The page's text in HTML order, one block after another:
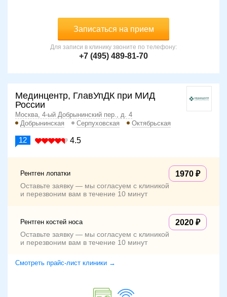
Записаться на прием
Для записи в клинику звоните по телефону:
+7 (495) 489-81-70
Мединцентр, ГлавУпДК при МИД
России
Москва, 4-ый Добрынинский пер., д. 4
Добрынинская
Серпуховская Октябрьская
12 4.5
Рентген лопатки 1970
Оставьте заявку — мы согласуем с клиникой
и перезвоним вам в течение 10 минут
Рентген костей носа 2020
Оставьте заявку — мы согласуем с клиникой
и перезвоним вам в течение 10 минут
Смотреть прайс-лист клиники →